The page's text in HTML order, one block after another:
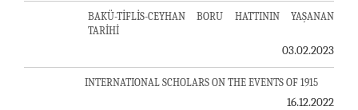
BAKÜ-TİFLİS-CEYHAN BORU HATTININ YAŞANAN
TARİHİ
03.02.2023
INTERNATIONAL SCHOLARS ON THE EVENTS OF 1915
16.12.2022